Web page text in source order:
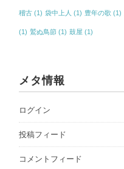
稽古 (1) 袋中上人 (1) 豊年の歌 (1)
(1) 鷲ぬ鳥節 (1) 鼓屋 (1)
メタ情報
ログイン
投稿フィード
コメントフィード